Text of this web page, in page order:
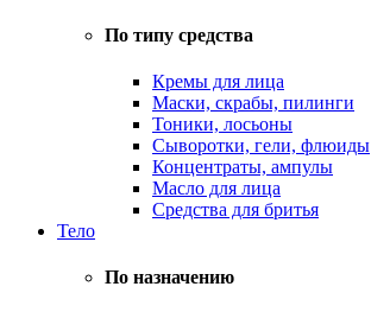
По типу средства
Кремы для лица
Маски, скрабы, пилинги
Тоники, лосьоны
Сыворотки, гели, флюиды
Концентраты, ампулы
Масло для лица
Средства для бритья
Тело
По назначению